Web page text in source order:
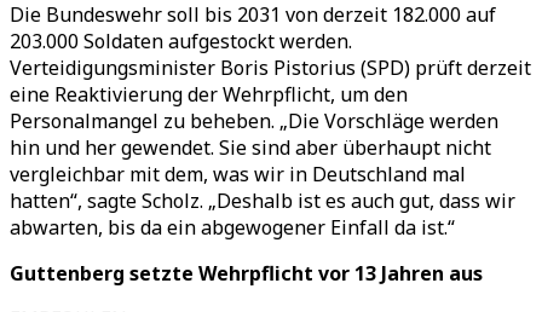
Die Bundeswehr soll bis 2031 von derzeit 182.000 auf
203.000 Soldaten aufgestockt werden.
Verteidigungsminister Boris Pistorius (SPD) prüft derzeit
eine Reaktivierung der Wehrpflicht, um den
Personalmangel zu beheben. „Die Vorschläge werden
hin und her gewendet. Sie sind aber überhaupt nicht
vergleichbar mit dem, was wir in Deutschland mal
hatten“, sagte Scholz. „Deshalb ist es auch gut, dass wir
abwarten, bis da ein abgewogener Einfall da ist.“
Guttenberg setzte Wehrpflicht vor 13 Jahren aus